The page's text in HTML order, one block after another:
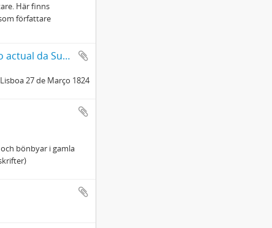
Här finns
författare
Antonio Joaquin Gomes d'Oliviera: Informação abreviada do estado actual da Suecia
27 de Março 1824
bönbyar i gamla